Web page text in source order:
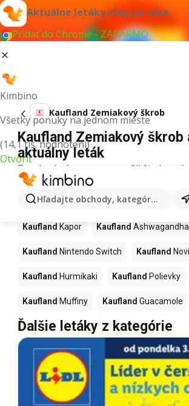
Aktuálne letáky vždy po ruke
Pridať do Chrome - ZADARMO
Kimbino
Všetky ponuky na jednom mieste
(14,1 tis. hodnotení)
Otvoriť
Hľadajte obchody, kategórie,
Kaufland Zemiakový škrob
Kaufland Zemiakový škrob
aktuálny leták
Pre daný výraz sme nenašli žiadne
Ďalšie produkty v
Kaufland
Kaufland Kapor Kaufland Ashwagandha
Kaufland Nintendo Switch Kaufland
Kaufland Hurmikaki Kaufland Polievky
Kaufland Muffiny Kaufland Guacamole
Ďalšie letáky z kategórie